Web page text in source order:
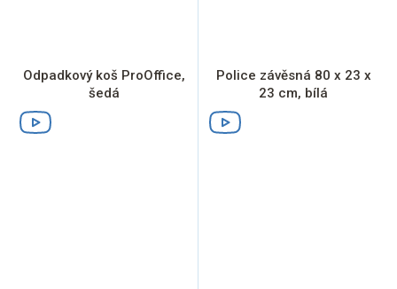
Odpadkový koš ProOffice,
šedá
Police závěsná 80 x 23 x
23 cm, bílá